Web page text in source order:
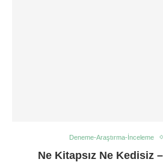
Deneme-Araştırma-İnceleme
Ne Kitapsız Ne Kedisiz